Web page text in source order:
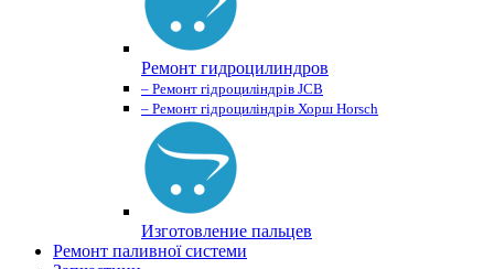
Ремонт гидроцилиндров
– Ремонт гідроциліндрів JCB
– Ремонт гідроциліндрів Хорш Horsch
Изготовление пальцев
Ремонт паливної системи